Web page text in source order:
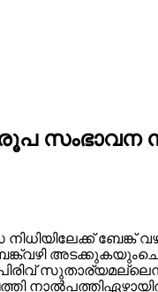
രൂപ സംഭാവന
ബേങ്ക്